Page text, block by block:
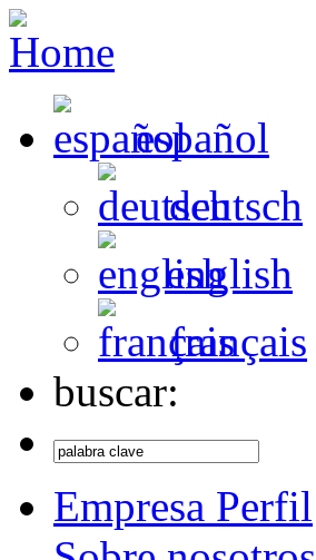
español
deutsch
english
français
buscar:
Empresa Perfil